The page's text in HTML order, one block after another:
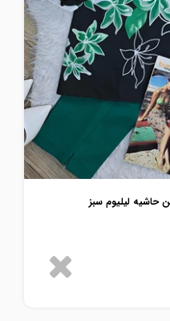
حاشیه لیلیوم سبز